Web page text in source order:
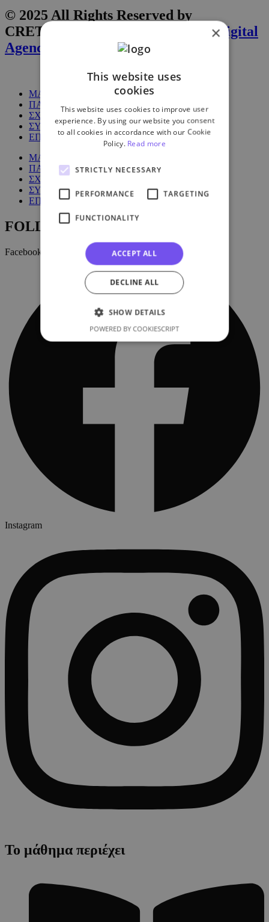
© 2025 All Rights Reserved by
CRETING. Website by
Inglelandi Digital
Agency
ΜΑΘΗΜΑΤΑ
ΠΑΚΕΤΑ
ΣΧΕΤΙΚΑ ΜΕ ΕΜΑΣ
ΣΥΧΝΕΣ ΕΡΩΤΗΣΕΙΣ
ΕΠΙΚΟΙΝΩΝΙΑ
ΜΑΘΗΜΑΤΑ
ΠΑΚΕΤΑ
ΣΧΕΤΙΚΑ ΜΕ ΕΜΑΣ
ΣΥΧΝΕΣ ΕΡΩΤΗΣΕΙΣ
ΕΠΙΚΟΙΝΩΝΙΑ
FOLLOW US:
Facebook
Instagram
Το μάθημα περιέχει
×
This website uses
cookies
This website uses cookies to improve user
experience. By using our website you consent
to all cookies in accordance with our Cookie
Policy. Read more
STRICTLY NECESSARY
PERFORMANCE TARGETING
FUNCTIONALITY
ACCEPT ALL
DECLINE ALL
SHOW DETAILS
POWERED BY COOKIESCRIPT